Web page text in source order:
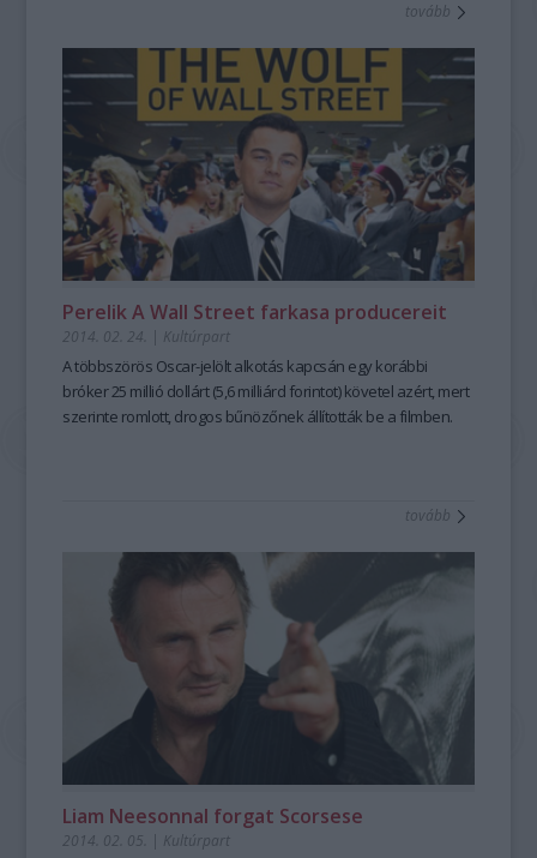
tovább
Perelik A Wall Street farkasa producereit
2014. 02. 24. | Kultúrpart
A többszörös Oscar-jelöltalkotás kapcsán egy korábbi
bróker25 millió dollárt (5,6 milliárd forintot)követel azért, mert
szerinte romlott, drogos bűnözőnek állították be a filmben.
tovább
Liam Neesonnal forgat Scorsese
2014. 02. 05. | Kultúrpart